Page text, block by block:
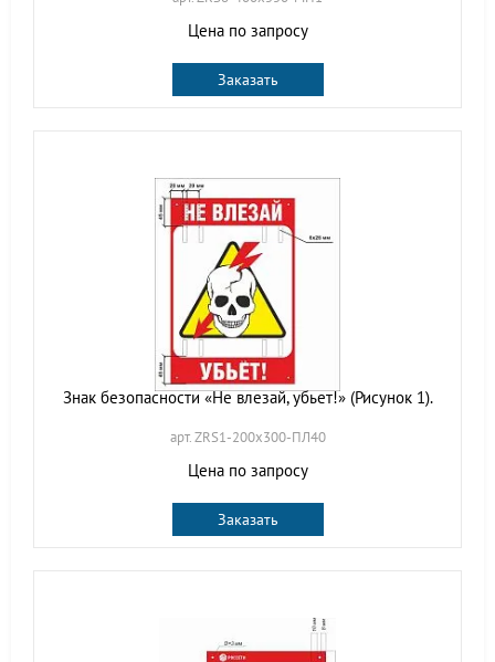
Цена по запросу
Заказать
Знак безопасности «Не влезай, убьет!» (Рисунок 1).
арт. ZRS1-200х300-ПЛ40
Цена по запросу
Заказать